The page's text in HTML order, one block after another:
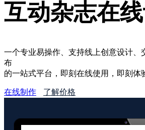
互动杂志在
一个专业易操作、支持线上创意设计、
布
的一站式平台，即刻在线使用，即刻体
在线制作 了解价格